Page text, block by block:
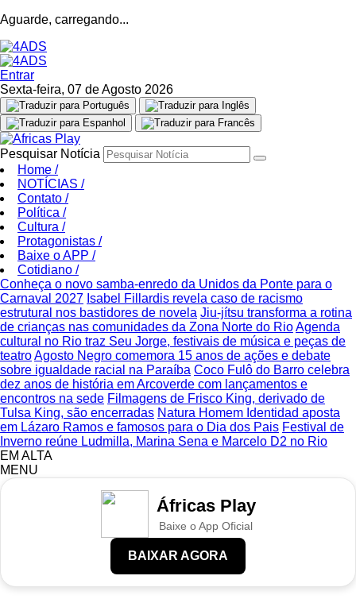
Aguarde, carregando...
Entrar
Sexta-feira, 07 de Agosto 2026
Pesquisar Notícia
Home /
NOTÍCIAS /
Contato /
Política /
Cultura /
Protagonistas /
Baixe o APP /
Cotidiano /
Conheça o novo samba-enredo da Unidos da Ponte para o
Carnaval 2027 Isabel Fillardis revela caso de racismo
estrutural nos bastidores de novela Jiu-jítsu transforma a rotina
de crianças nas comunidades da Zona Norte do RioAgenda
cultural no Rio traz Seu Jorge, festivais de música e peças de
teatroAgosto Negro comemora 15 anos de ações e debate
sobre igualdade racial na Paraíba Coco Fulô do Barro celebra
dez anos de história em Arcoverde com lançamentos e
encontros na sede Filmagens de Frisco King, derivado de
Tulsa King, são encerradas Natura Homem Identidad aposta
em Lázaro Ramos e famosos para o Dia dos Pais Festival de
Inverno reúne Ludmilla, Marina Sena e Marcelo D2 no Rio
EM ALTA
MENU
Áfricas Play
Baixe o App Oficial
BAIXAR AGORA